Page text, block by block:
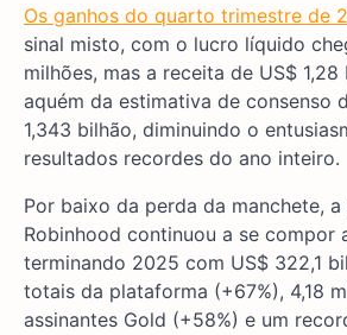
Os ganhos do quarto trimestre de
sinal misto, com o lucro líquido
milhões, mas a receita de US$
aquém da estimativa de consenso
1,343 bilhão, diminuindo o
resultados recordes do ano inteiro.
Por baixo da perda da manchete,
Robinhood continuou a se compor
terminando 2025 com US$ 322,1
totais da plataforma (+67%), 4,18
assinantes Gold (+58%) e um